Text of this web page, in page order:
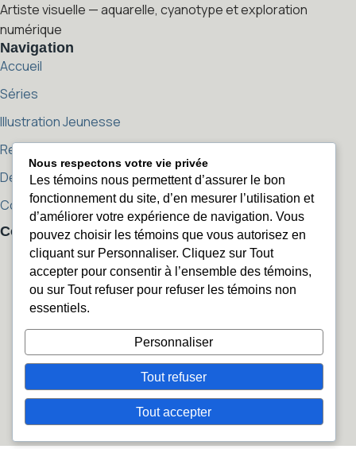
Artiste visuelle — aquarelle, cyanotype et exploration
numérique
Navigation
Accueil
Séries
Illustration Jeunesse
Reproductions
Démarche artistique
Contact
Contact
sophierozenn@sophierozenn.com
sophierozenn@sophierozenn.com
450 405-2506
450 405-2506
Instagram
Instagram
Facebook
Facebook
© 2026 Sophie Rozenn. Tous droits réservés.
Politique de confidentialité
Nous respectons votre vie privée
Les témoins nous permettent d’assurer le bon
fonctionnement du site, d’en mesurer l’utilisation et
d’améliorer votre expérience de navigation. Vous
pouvez choisir les témoins que vous autorisez en
cliquant sur Personnaliser. Cliquez sur Tout
accepter pour consentir à l’ensemble des témoins,
ou sur Tout refuser pour refuser les témoins non
essentiels.
Personnaliser
Tout refuser
Tout accepter